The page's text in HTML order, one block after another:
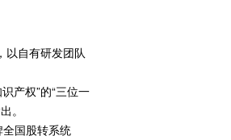
以自有研发团队
产权”的“三位一
。
国股转系统